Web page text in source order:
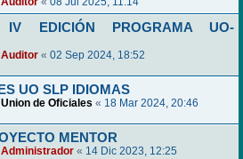
IV EDICIÓN PROGRAMA UO-
Auditor « 02 Sep 2024, 18:52
UO SLP IDIOMAS
Union de Oficiales « 18 Mar 2024, 20:46
MENTOR
Administrador « 14 Dic 2023, 12:25